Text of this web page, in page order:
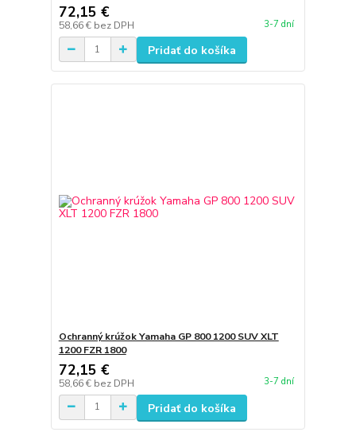
72,15 €
58,66 € bez DPH 3-7 dní
Pridať do košíka
Ochranný krúžok Yamaha GP 800 1200 SUV XLT
1200 FZR 1800
72,15 €
58,66 € bez DPH 3-7 dní
Pridať do košíka